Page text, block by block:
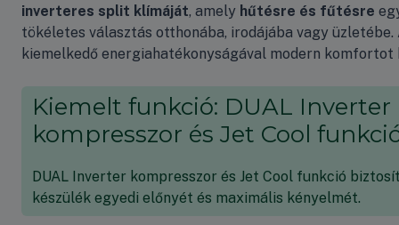
inverteres split klímáját, amely hűtésre és fűtésre
tökéletes választás otthonába, irodájába vagy üzletébe.
kiemelkedő energiahatékonyságával modern komfortot
Kiemelt funkció: DUAL Inverter
kompresszor és Jet Cool
DUAL Inverter kompresszor és Jet Cool funkció
készülék egyedi előnyét és maximális kényelmét.